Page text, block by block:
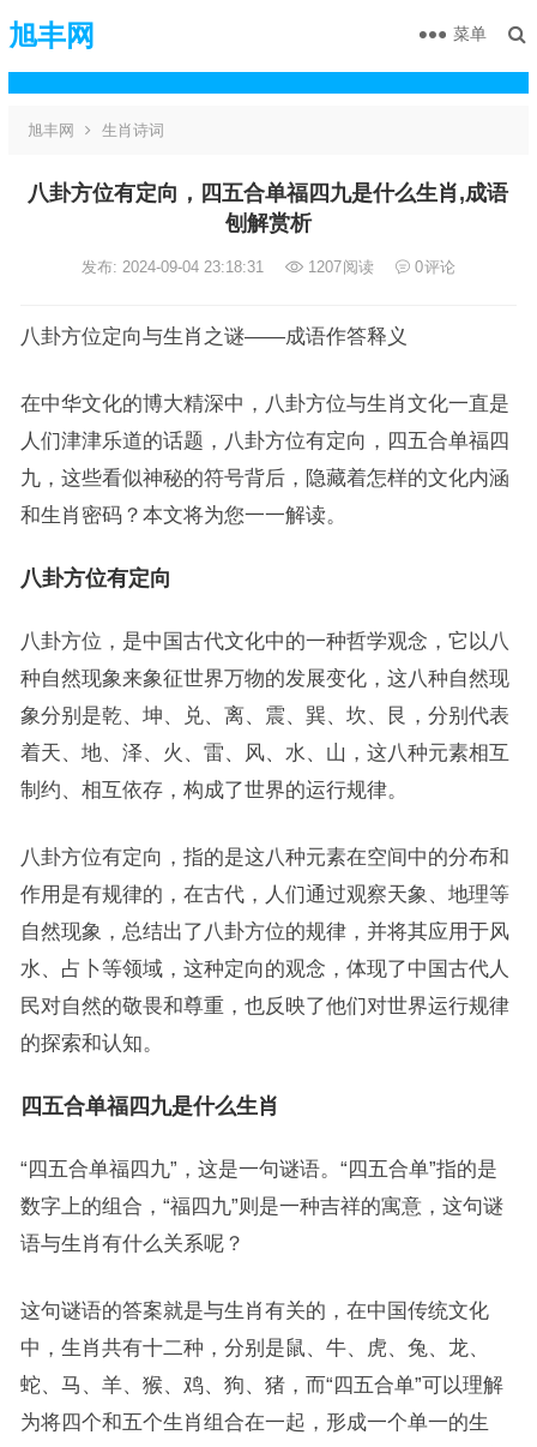
旭丰网 菜单
旭丰网 生肖诗词
八卦方位有定向，四五合单福四九是什么生肖,成语
刨解赏析
发布: 2024-09-04 23:18:31 1207阅读 0评论
八卦方位定向与生肖之谜——成语作答释义
在中华文化的博大精深中，八卦方位与生肖文化一直是
人们津津乐道的话题，八卦方位有定向，四五合单福四
九，这些看似神秘的符号背后，隐藏着怎样的文化内涵
和生肖密码？本文将为您一一解读。
八卦方位有定向
八卦方位，是中国古代文化中的一种哲学观念，它以八
种自然现象来象征世界万物的发展变化，这八种自然现
象分别是乾、坤、兑、离、震、巽、坎、艮，分别代表
着天、地、泽、火、雷、风、水、山，这八种元素相互
制约、相互依存，构成了世界的运行规律。
八卦方位有定向，指的是这八种元素在空间中的分布和
作用是有规律的，在古代，人们通过观察天象、地理等
自然现象，总结出了八卦方位的规律，并将其应用于风
水、占卜等领域，这种定向的观念，体现了中国古代人
民对自然的敬畏和尊重，也反映了他们对世界运行规律
的探索和认知。
四五合单福四九是什么生肖
“四五合单福四九”，这是一句谜语。“四五合单”指的是
数字上的组合，“福四九”则是一种吉祥的寓意，这句谜
语与生肖有什么关系呢？
这句谜语的答案就是与生肖有关的，在中国传统文化
中，生肖共有十二种，分别是鼠、牛、虎、兔、龙、
蛇、马、羊、猴、鸡、狗、猪，而“四五合单”可以理解
为将四个和五个生肖组合在一起，形成一个单一的生